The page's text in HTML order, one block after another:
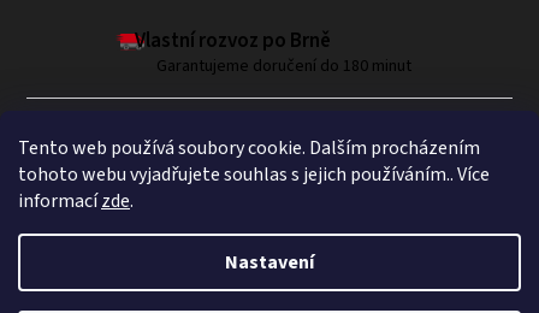
Tento web používá soubory cookie. Dalším procházením
tohoto webu vyjadřujete souhlas s jejich používáním.. Více
informacízde.
Nastavení
Vlastní rozvoz po Brně
Garantujeme doručení do 180 minut
Copyright 2026Brumla.com. Všechna práva vyhrazena.